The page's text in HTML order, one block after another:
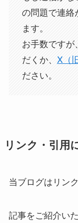
の問題で連絡
ます。
お手数ですが
だくか、 X（
ださい。
リンク・引用
当ブログはリン
記事をご紹介い